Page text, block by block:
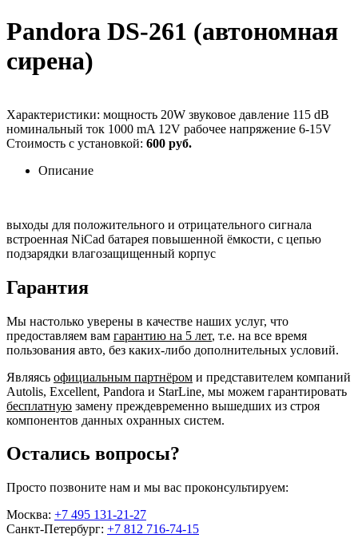
Pandora DS-261 (автономная
сирена)
Характеристики: мощность 20W звуковое давление 115 dB
номинальный ток 1000 mA 12V рабочее напряжение 6-15V
Стоимость с установкой: 600 руб.
Описание
выходы для положительного и отрицательного сигнала
встроенная NiCad батарея повышенной ёмкости, с цепью
подзарядки влагозащищенный корпус
Гарантия
Мы настолько уверены в качестве наших услуг, что
предоставляем вам гарантию на 5 лет, т.е. на все время
пользования авто, без каких-либо дополнительных условий.
Являясь официальным партнёром и представителем компаний
Autolis, Excellent, Pandora и StarLine, мы можем гарантировать
бесплатную замену преждевременно вышедших из строя
компонентов данных охранных систем.
Остались вопросы?
Просто позвоните нам и мы вас проконсультируем:
Москва: +7 495 131-21-27
Санкт-Петербург: +7 812 716-74-15